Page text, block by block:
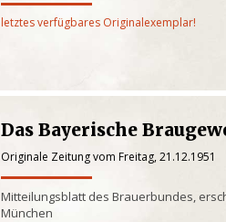
letztes verfügbares Originalexemplar!
Das Bayerische
Originale Zeitung vom Freitag, 21.12.1951
Mitteilungsblatt des Brauerbundes,
München